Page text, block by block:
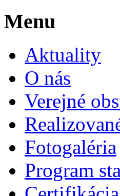
Menu
Aktuality
O nás
Verejné
Fotogaléria
Program